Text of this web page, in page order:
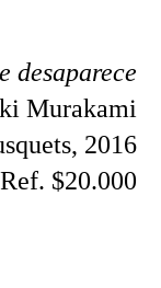
desaparece
Murakami
2016
$20.000